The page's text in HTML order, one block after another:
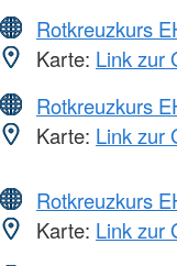
Rotkreuzkurs
Karte: Link zur
Rotkreuzkurs
Karte: Link zur
Rotkreuzkurs
Karte: Link zur